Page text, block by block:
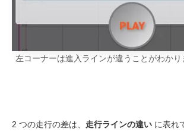
左コーナーは進入ラインが違うことがわかり
2 つの走行の差は、 走行ラインの違い に表れ